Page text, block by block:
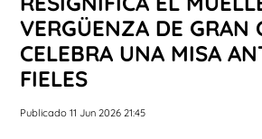
VERGÜENZA DE GRAN
CELEBRA UNA MISA
FIELES
Publicado 11 Jun 2026 21:45